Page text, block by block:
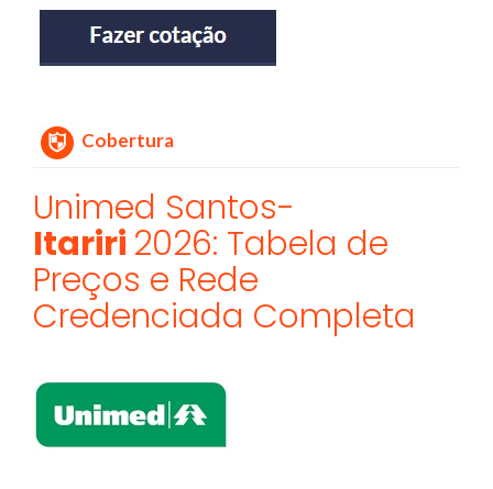
Cobertura
Unimed Santos-
Itariri 2026: Tabela de
Preços e Rede
Credenciada Completa